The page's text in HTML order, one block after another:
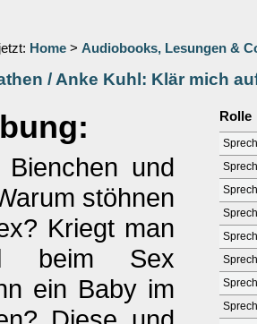
Home > Audiobooks, Lesungen &
/ Anke Kuhl: Klär mich
und
stöhnen
Kriegt man
beim Sex
ein Baby im
Rolle